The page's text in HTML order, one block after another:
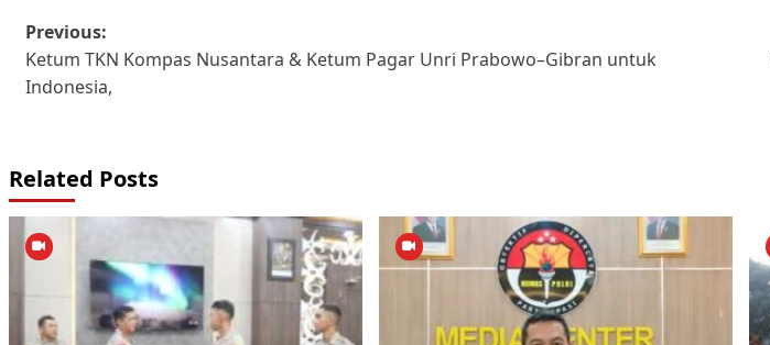
Post
navigation
Previous:
Ketum TKN Kompas Nusantara & Ketum Pagar Unri Prabowo–Gibran untuk
Indonesia,
Related Posts